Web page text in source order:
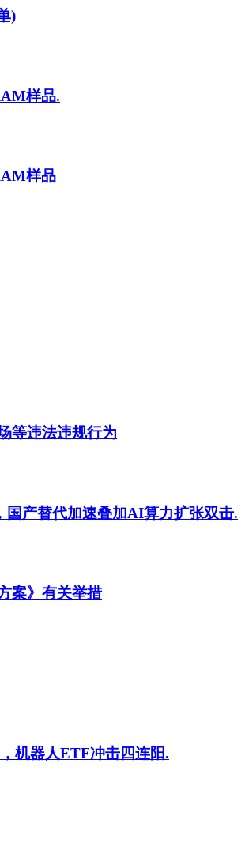
)
样品.
样品
等违法违规行为
产替代加速叠加AI算力扩张双击.
案》有关举措
机器人ETF冲击四连阳.